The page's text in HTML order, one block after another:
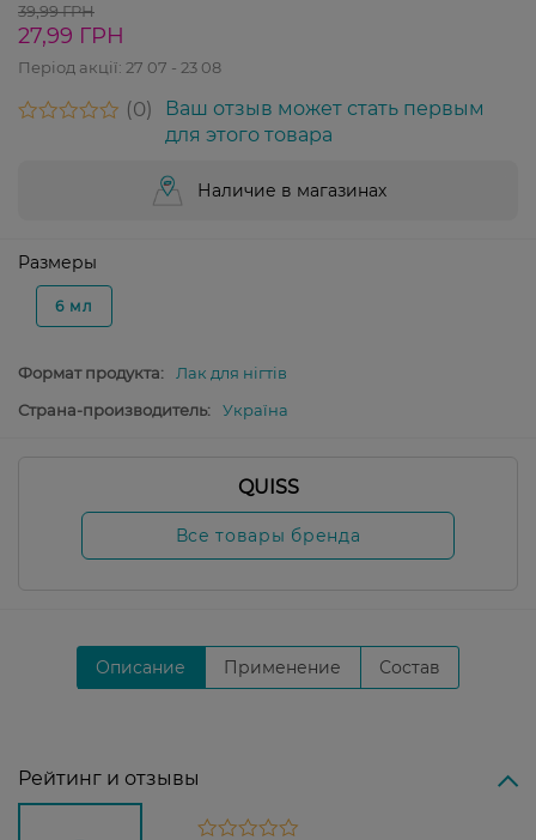
39,99 ГРН
27,99 ГРН
Період акції: 27 07 - 23 08
0
Ваш отзыв может стать первым
для этого товара
Наличие в магазинах
Размеры
6 мл
Формат продукта:
Лак для нігтів
Страна-производитель:
Україна
QUISS
Все товары бренда
Описание Применение Состав
Рейтинг и отзывы